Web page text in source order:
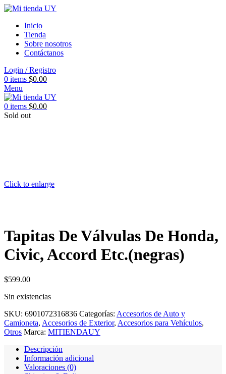
Inicio
Tienda
Sobre nosotros
Contáctanos
Login / Registro
0 items $0.00
Menu
0 items $0.00
Sold out
Click to enlarge
Tapitas De Válvulas De Honda,
Civic, Accord Etc.(negras)
$599.00
Sin existencias
SKU: 6901072316836 Categorías: Accesorios de Auto y
Camioneta, Accesorios de Exterior, Accesorios para Vehículos,
Otros Marca: MITIENDAUY
Descripción
Información adicional
Valoraciones (0)